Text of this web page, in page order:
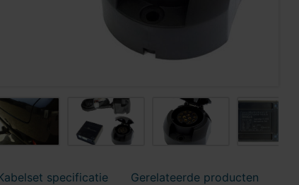
specificatie Gerelateerde producten